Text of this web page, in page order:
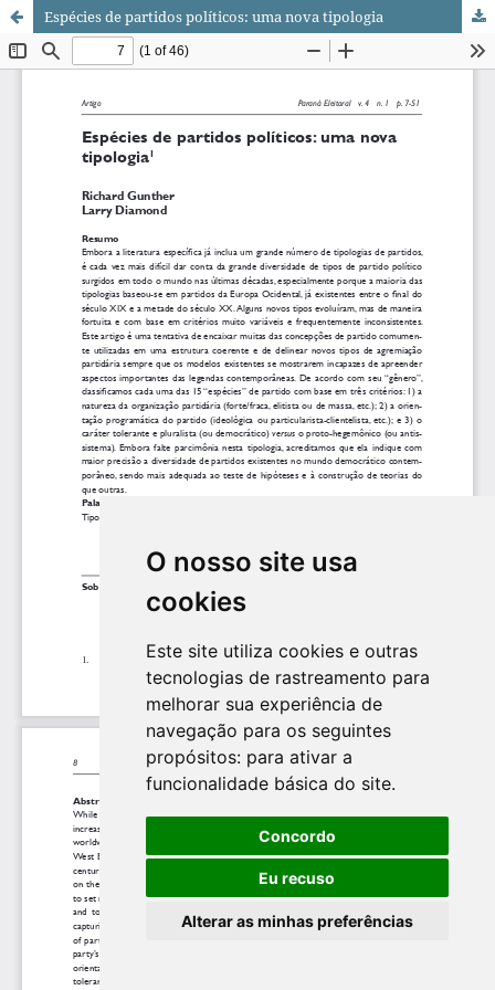
O nosso site usa
cookies
Este site utiliza cookies e outras
tecnologias de rastreamento para
melhorar sua experiência de
navegação para os seguintes
propósitos: para ativar a
funcionalidade básica do site.
Concordo
Eu recuso
Alterar as minhas preferências
Espécies de partidos políticos: uma nova tipologia